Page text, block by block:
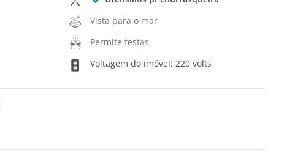
Vista para o mar
Permite festas
Voltagem do imóvel: 220 volts